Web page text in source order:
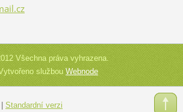
z
Všechna práva vyhrazena.
službouWebnode
| Standardní verzi